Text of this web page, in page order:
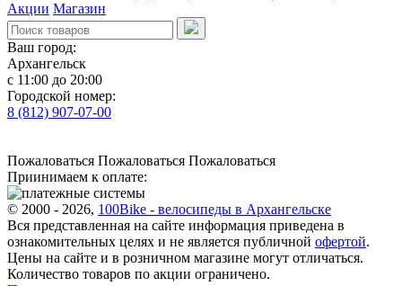
Акции Магазин
Ваш город:
Архангельск
с 11:00 до 20:00
Городской номер:
8 (812) 907-07-00
Пожаловаться Пожаловаться Пожаловаться
Приинимаем к оплате:
© 2000 - 2026, 100Bike - велосипеды в Архангельске
Вся представленная на сайте информация приведена в
ознакомительных целях и не является публичной офертой.
Цены на сайте и в розничном магазине могут отличаться.
Количество товаров по акции ограничено.